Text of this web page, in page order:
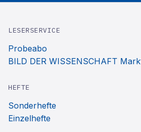
LESERSERVICE
Probeabo
BILD DER WISSENSCHAFT
HEFTE
Sonderhefte
Einzelhefte